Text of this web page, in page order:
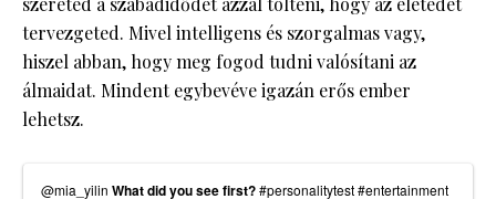
tervezgeted. Mivel intelligens és szorgalmas vagy,
hiszel abban, hogy meg fogod tudni valósítani az
álmaidat. Mindent egybevéve igazán erős ember
lehetsz.
@mia_yilin What did you see first?#personalitytest#entertainment